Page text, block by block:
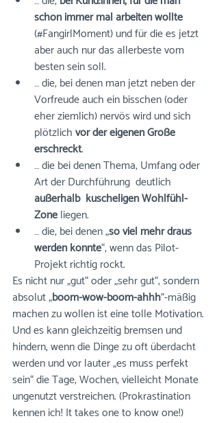
schon immer mal arbeiten wollte
(#FangirlMoment) und für die es jetzt
aber auch nur das allerbeste vom
besten sein soll.
… die, bei denen man jetzt neben der
Vorfreude auch ein bisschen (oder
eher ziemlich) nervös wird und sich
plötzlich vor der eigenen Größe
erschreckt.
… die bei denen Thema, Umfang oder
Art der Durchführung  deutlich
außerhalb  kuscheligen Wohlfühl-
Zone liegen.⠀⠀
… die, bei denen „so viel mehr draus
werden könnte“, wenn das Pilot-
Projekt richtig rockt.
Es nicht nur „gut“ oder „sehr gut“, sondern
absolut „boom-wow-boom-ahhh"-mäßig
machen zu wollen ist eine tolle Motivation.
Und es kann gleichzeitig bremsen und
hindern, wenn die Dinge zu oft überdacht
werden und vor lauter „es muss perfekt
sein“ die Tage, Wochen, vielleicht Monate
ungenutzt verstreichen. (Prokrastination
kennen ich! It takes one to know one!)